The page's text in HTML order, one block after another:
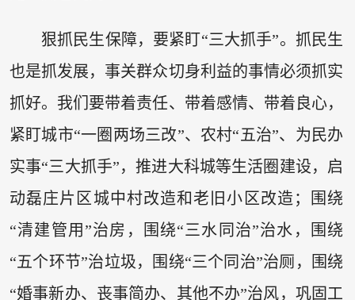
狠抓民生保障，要紧盯“三大抓手”。抓民生
也是抓发展，事关群众切身利益的事情必须抓实
抓好。我们要带着责任、带着感情、带着良心，
紧盯城市“一圈两场三改”、农村“五治”、为民办
实事“三大抓手”，推进大科城等生活圈建设，启
动磊庄片区城中村改造和老旧小区改造；围绕
“清建管用”治房，围绕“三水同治”治水，围绕
“五个环节”治垃圾，围绕“三个同治”治厕，围绕
“婚事新办、丧事简办、其他不办”治风，巩固工